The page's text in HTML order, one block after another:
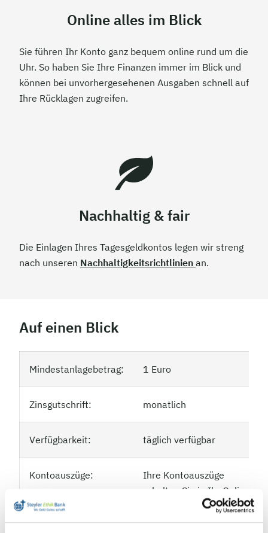
Online alles im Blick
Sie führen Ihr Konto ganz bequem online rund um die
Uhr. So haben Sie Ihre Finanzen immer im Blick und
können bei unvorhergesehenen Ausgaben schnell auf
Ihre Rücklagen zugreifen.
Nachhaltig & fair
Die Einlagen Ihres Tagesgeldkontos legen wir streng
nach unseren Nachhaltigkeitsrichtlinien an.
Auf einen Blick
Mindestanlagebetrag: 1 Euro
Zinsgutschrift: monatlich
Verfügbarkeit: täglich verfügbar
Kontoauszüge:
Ihre Kontoauszüge
erhalten Sie in Ihr Online-
Banking-Postfach - einfach
und sicher.